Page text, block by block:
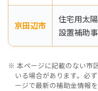
京田辺市
住宅用太
設置補助
本ページに記載のない市
いる場合があります。必
ージで最新の補助金情報